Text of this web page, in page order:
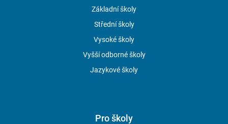
Základní školy
Střední školy
Vysoké školy
Vyšší odborné školy
Jazykové školy
Pro školy